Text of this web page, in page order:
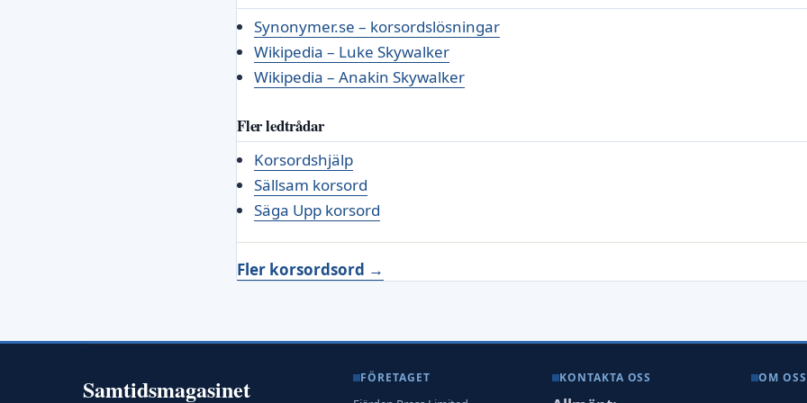
Synonymer.se – korsordslösningar
Wikipedia – Luke Skywalker
Wikipedia – Anakin Skywalker
Fler ledtrådar
Korsordshjälp
Sällsam korsord
Säga Upp korsord
Fler korsordsord →
Samtidsmagasinet FÖRETAGET KONTAKTA OSS OM OSS